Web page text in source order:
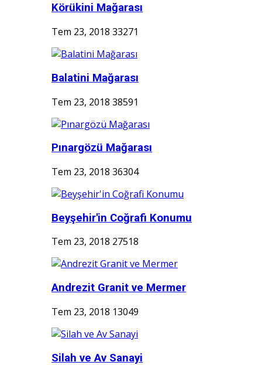
Körükini Mağarası
Tem 23, 2018 33271
Balatini Mağarası
Tem 23, 2018 38591
Pınargözü Mağarası
Tem 23, 2018 36304
Beyşehir'in Coğrafi Konumu
Tem 23, 2018 27518
Andrezit Granit ve Mermer
Tem 23, 2018 13049
Silah ve Av Sanayi